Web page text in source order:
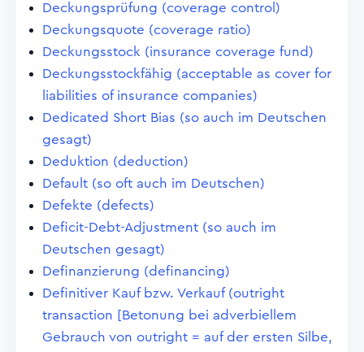
Deckungsprüfung (coverage control)
Deckungsquote (coverage ratio)
Deckungsstock (insurance coverage fund)
Deckungsstockfähig (acceptable as cover for
liabilities of insurance companies)
Dedicated Short Bias (so auch im Deutschen
gesagt)
Deduktion (deduction)
Default (so oft auch im Deutschen)
Defekte (defects)
Deficit-Debt-Adjustment (so auch im
Deutschen gesagt)
Definanzierung (definancing)
Definitiver Kauf bzw. Verkauf (outright
transaction [Betonung bei adverbiellem
Gebrauch von outright = auf der ersten Silbe,